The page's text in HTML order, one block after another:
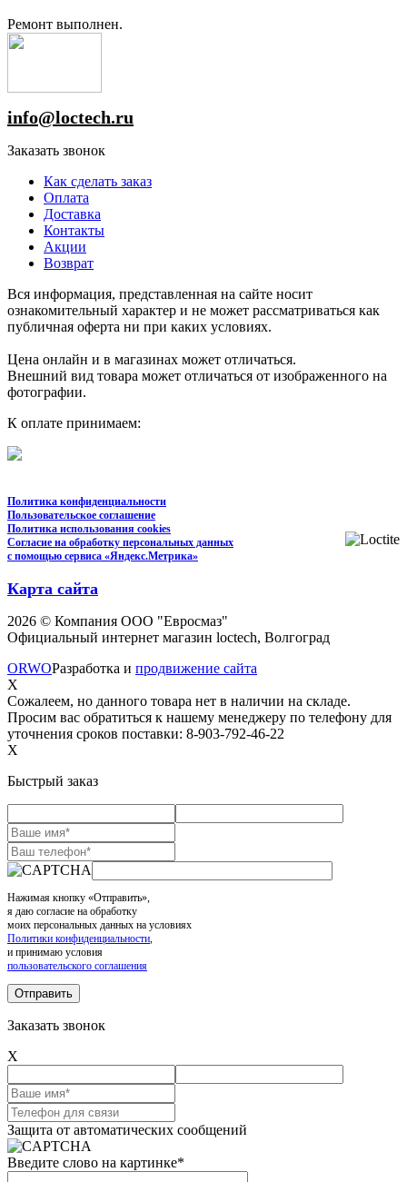
Ремонт выполнен.
info@loctech.ru
Заказать звонок
Как сделать заказ
Оплата
Доставка
Контакты
Акции
Возврат
Вся информация, представленная на сайте носит
ознакомительный характер и не может рассматриваться как
публичная оферта ни при каких условиях.
Цена онлайн и в магазинах может отличаться.
Внешний вид товара может отличаться от изображенного на
фотографии.
К оплате принимаем:
Политика конфиденциальности
Пользовательское соглашение
Политика использования cookies
Согласие на обработку персональных данных
с помощью сервиса «Яндекс.Метрика»
Карта сайта
2026 © Компания ООО "Евросмаз"
Официальный интернет магазин loctech, Волгоград
ORWOРазработка и продвижение сайта
X
Сожалеем, но данного товара нет в наличии на складе.
Просим вас обратиться к нашему менеджеру по телефону для
уточнения сроков поставки: 8-903-792-46-22
X
Быстрый заказ
Нажимая кнопку «Отправить»,
я даю согласие на обработку
моих персональных данных на условиях
Политики конфиденциальности,
и принимаю условия
пользовательского соглашения
Заказать звонок
X
Защита от автоматических сообщений
Введите слово на картинке*